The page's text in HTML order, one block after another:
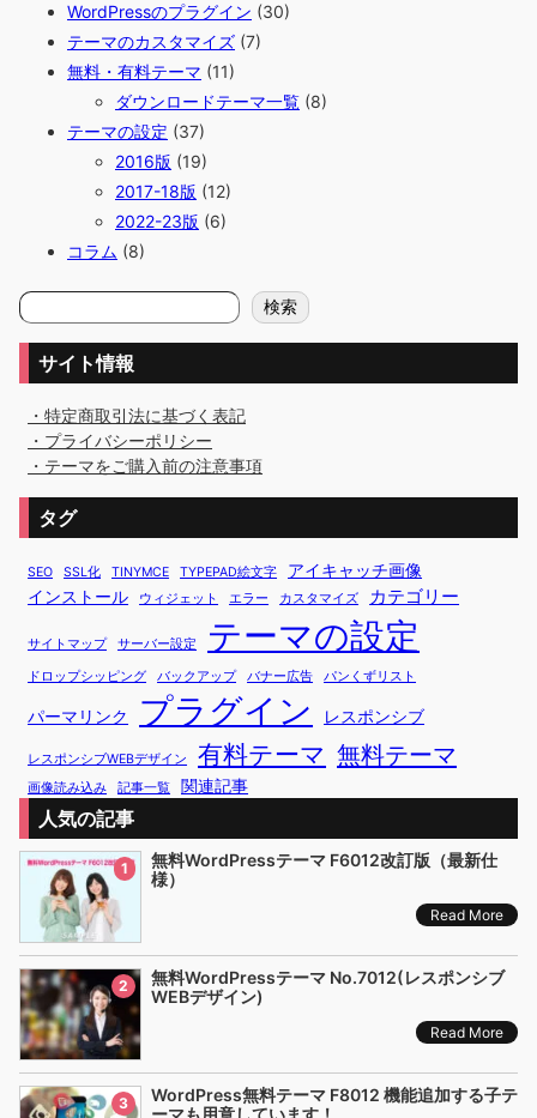
WordPressのプラグイン (30)
テーマのカスタマイズ (7)
無料・有料テーマ (11)
ダウンロードテーマ一覧 (8)
テーマの設定 (37)
2016版 (19)
2017-18版 (12)
2022-23版 (6)
コラム (8)
検
索
検索
サイト情報
・特定商取引法に基づく表記
・プライバシーポリシー
・テーマをご購入前の注意事項
タグ
SEO SSL化 TINYMCE TYPEPAD絵文字
アイキャッチ画像
インストール
ウィジェット エラー カスタマイズ カテゴリー
サイトマップ サーバー設定 テーマの設定
ドロップシッピング バックアップ バナー広告 パンくずリスト
パーマリンク プラグイン レスポンシブ
レスポンシブWEBデザイン 有料テーマ 無料テーマ
画像読み込み 記事一覧 関連記事
人気の記事
1
無料WordPressテーマ F6012改訂版（最新仕
様）
Read More
2
無料WordPressテーマ No.7012(レスポンシブ
WEBデザイン)
Read More
3
WordPress無料テーマ F8012 機能追加する子テ
ーマも用意しています！